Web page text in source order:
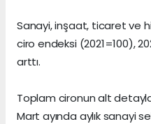
Sanayi, inşaat, ticaret ve
ciro endeksi (2021=100),
arttı.
Toplam cironun alt
Mart ayında aylık sanayi